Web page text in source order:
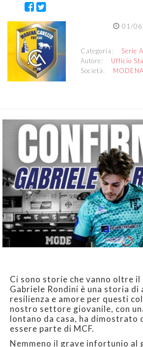
01/
Categoria: Serie
Autore: Ufficio
Società:
Ci sono storie che vanno oltre il
Gabriele Rondini è una storia di
resilienza e amore per questi
nostro settore giovanile, con
lontano da casa, ha dimostrato
essere parte di MCF.
Nemmeno il grave infortunio al